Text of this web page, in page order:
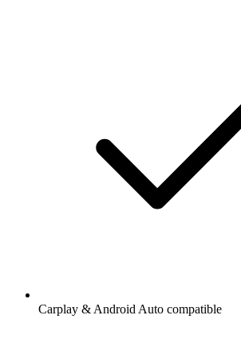
Carplay & Android Auto compatible